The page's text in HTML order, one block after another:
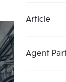
Article
Agent